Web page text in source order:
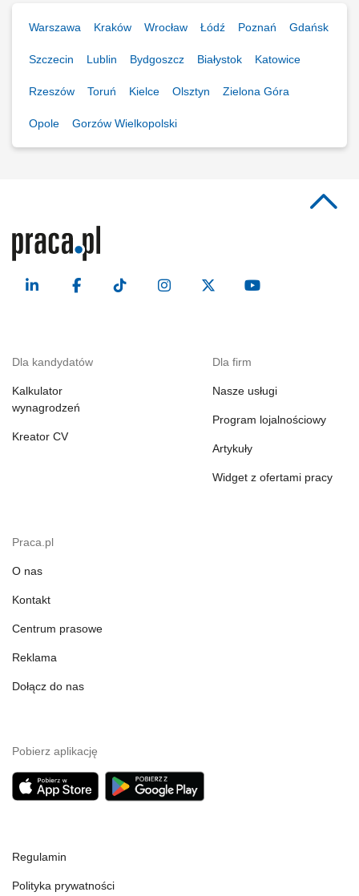
Warszawa Kraków Wrocław Łódź Poznań Gdańsk
Szczecin Lublin Bydgoszcz Białystok Katowice
Rzeszów Toruń Kielce Olsztyn Zielona Góra
Opole Gorzów Wielkopolski
Dla kandydatów
Kalkulator
wynagrodzeń
Kreator CV
Dla firm
Nasze usługi
Program lojalnościowy
Artykuły
Widget z ofertami pracy
Praca.pl
O nas
Kontakt
Centrum prasowe
Reklama
Dołącz do nas
Pobierz aplikację
Regulamin
Polityka prywatności